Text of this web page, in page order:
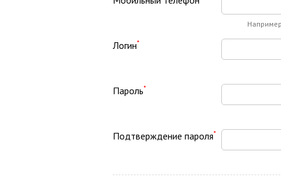
Логин*
Пароль*
Подтверждение пароля*